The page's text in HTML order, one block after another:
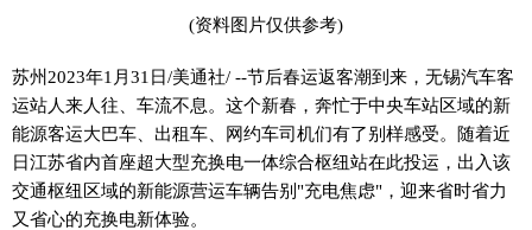
(资料图片仅供参考)
苏州2023年1月31日/美通社/ --节后春运返客潮到来，无锡汽车客
运站人来人往、车流不息。这个新春，奔忙于中央车站区域的新
能源客运大巴车、出租车、网约车司机们有了别样感受。随着近
日江苏省内首座超大型充换电一体综合枢纽站在此投运，出入该
交通枢纽区域的新能源营运车辆告别"充电焦虑"，迎来省时省力
又省心的充换电新体验。